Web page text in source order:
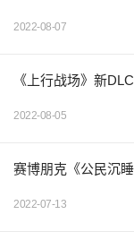
2022-08-07
《上行战场》新
2022-08-05
赛博朋克《公民沉
2022-07-13